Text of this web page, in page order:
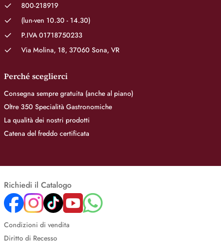
800-218919
(lun-ven 10.30 - 14.30)
P.IVA 01718750233
Via Molina, 18, 37060 Sona, VR
Perché sceglierci
Consegna sempre gratuita (anche al piano)
Oltre 350 Specialità Gastronomiche
La qualità dei nostri prodotti
Catena del freddo certificata
Richiedi il Catalogo
Condizioni di vendita
Diritto di Recesso